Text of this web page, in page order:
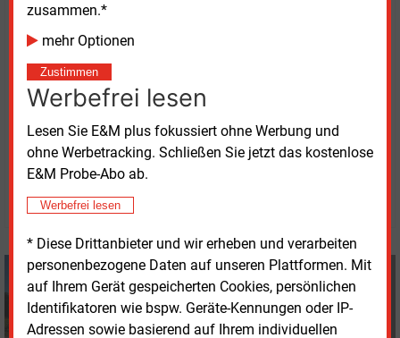
zusammen.*
mehr Optionen
Zustimmen
Werbefrei lesen
Lesen Sie E&M plus fokussiert ohne Werbung und
ohne Werbetracking. Schließen Sie jetzt das kostenlose
E&M Probe-Abo ab.
Werbefrei lesen
* Diese Drittanbieter und wir erheben und verarbeiten
personenbezogene Daten auf unseren Plattformen. Mit
auf Ihrem Gerät gespeicherten Cookies, persönlichen
Identifikatoren wie bspw. Geräte-Kennungen oder IP-
Adressen sowie basierend auf Ihrem individuellen
Neue Energieökonomik erstellte, steht im Internet als
Download bereit:
Wind .
Mittwoch, 3.06.2026, 16:50 Uhr
Manfred Fischer
Manfred Fischer
+49 (0) 8152 9311 0
info@energie-und-management.de